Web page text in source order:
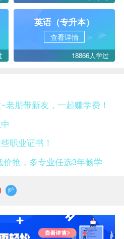
英语（专升本）
查看详情
18866人学过
老朋带新友，一起赚学费！
职业证书！
抢，多专业任选3年畅学